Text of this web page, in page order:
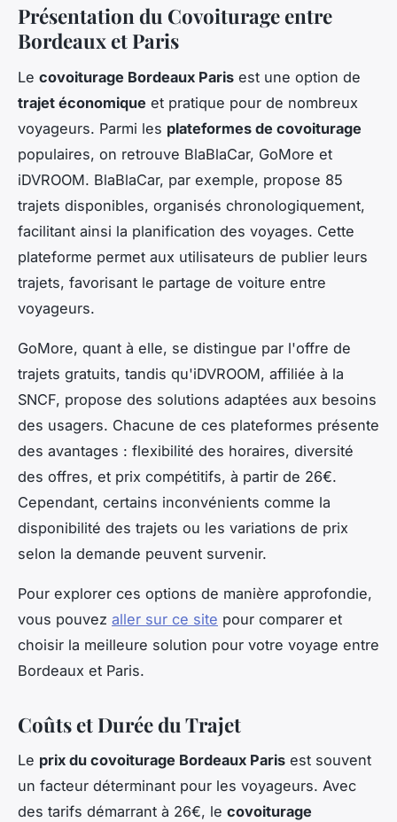
Présentation du Covoiturage entre
Bordeaux et Paris
Le covoiturage Bordeaux Paris est une option de
trajet économique et pratique pour de nombreux
voyageurs. Parmi les plateformes de covoiturage
populaires, on retrouve BlaBlaCar, GoMore et
iDVROOM. BlaBlaCar, par exemple, propose 85
trajets disponibles, organisés chronologiquement,
facilitant ainsi la planification des voyages. Cette
plateforme permet aux utilisateurs de publier leurs
trajets, favorisant le partage de voiture entre
voyageurs.
GoMore, quant à elle, se distingue par l'offre de
trajets gratuits, tandis qu'iDVROOM, affiliée à la
SNCF, propose des solutions adaptées aux besoins
des usagers. Chacune de ces plateformes présente
des avantages : flexibilité des horaires, diversité
des offres, et prix compétitifs, à partir de 26€.
Cependant, certains inconvénients comme la
disponibilité des trajets ou les variations de prix
selon la demande peuvent survenir.
Pour explorer ces options de manière approfondie,
vous pouvez aller sur ce site pour comparer et
choisir la meilleure solution pour votre voyage entre
Bordeaux et Paris.
Coûts et Durée du Trajet
Le prix du covoiturage Bordeaux Paris est souvent
un facteur déterminant pour les voyageurs. Avec
des tarifs démarrant à 26€, le covoiturage